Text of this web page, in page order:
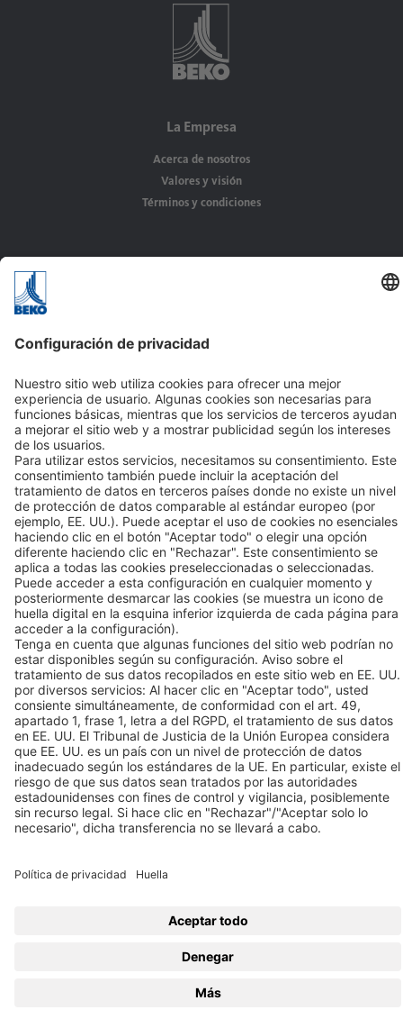
La Empresa
Acerca de nosotros
Valores y visión
Términos y condiciones
Sectores
Contacto
BEKO TECNOLÓGICA, S.L.
C/ Torruella i Urpina nº 37-42, nave 6
08758 Cervelló (Barcelona - España)
Tel +34 93 632 76 68
Contacto
Enlaces
© 2026 BEKO TECHNOLOGIES
Mapa del sitio
Ajustar la configuración de las cookies